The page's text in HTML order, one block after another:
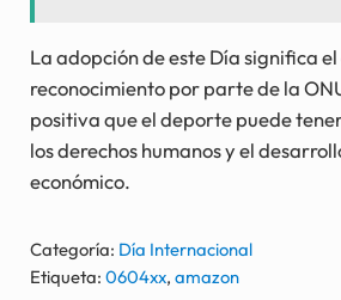
La adopción de este Día significa
reconocimiento por parte de la
positiva que el deporte puede
los derechos humanos y el
económico.
Categoría: Día Internacional
Etiqueta: 0604xx, amazon